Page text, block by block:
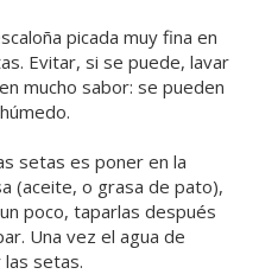
picada muy fina en
Evitar, si se puede, lavar
mucho sabor: se pueden
setas es poner en la
(aceite, o grasa de pato),
poco, taparlas después
Una vez el agua de
setas.